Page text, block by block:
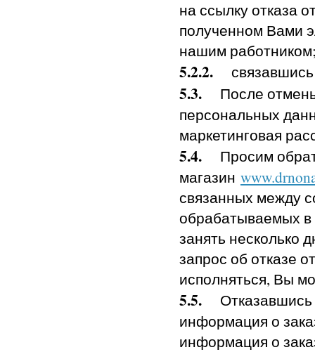
на ссылку отказа
полученном Вами
нашим
5.2.2.
5.3.
После
персональных
маркетинговая
5.4.
Просим
магазин
связанных между
обрабатываемых
занять несколько
запрос об отказе
исполняться, Вы
5.5.
Отказавшись
информация о
информация о